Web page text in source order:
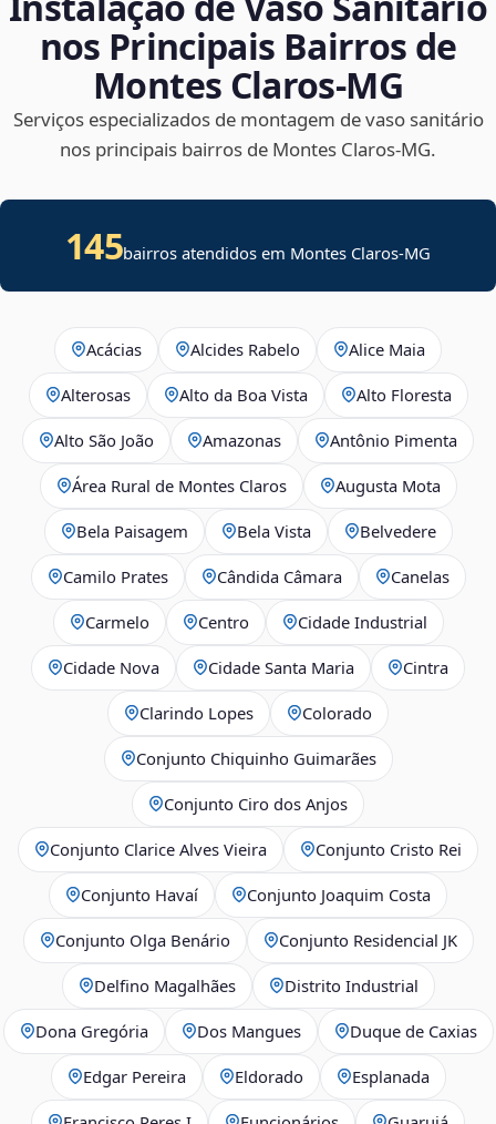
nos Principais Bairros de
Montes Claros‑MG
Serviços especializados de montagem de vaso sanitário
nos principais bairros de Montes Claros‑MG.
145bairros atendidos em Montes Claros-MG
Acácias Alcides Rabelo Alice Maia
Alterosas Alto da Boa Vista Alto Floresta
Alto São João Amazonas Antônio Pimenta
Área Rural de Montes Claros Augusta Mota
Bela Paisagem Bela Vista Belvedere
Camilo Prates Cândida Câmara Canelas
Carmelo Centro Cidade Industrial
Cidade Nova Cidade Santa Maria Cintra
Clarindo Lopes Colorado
Conjunto Chiquinho Guimarães
Conjunto Ciro dos Anjos
Conjunto Clarice Alves Vieira Conjunto Cristo Rei
Conjunto Havaí Conjunto Joaquim Costa
Conjunto Olga Benário Conjunto Residencial JK
Delfino Magalhães Distrito Industrial
Dona Gregória Dos Mangues Duque de Caxias
Edgar Pereira Eldorado Esplanada